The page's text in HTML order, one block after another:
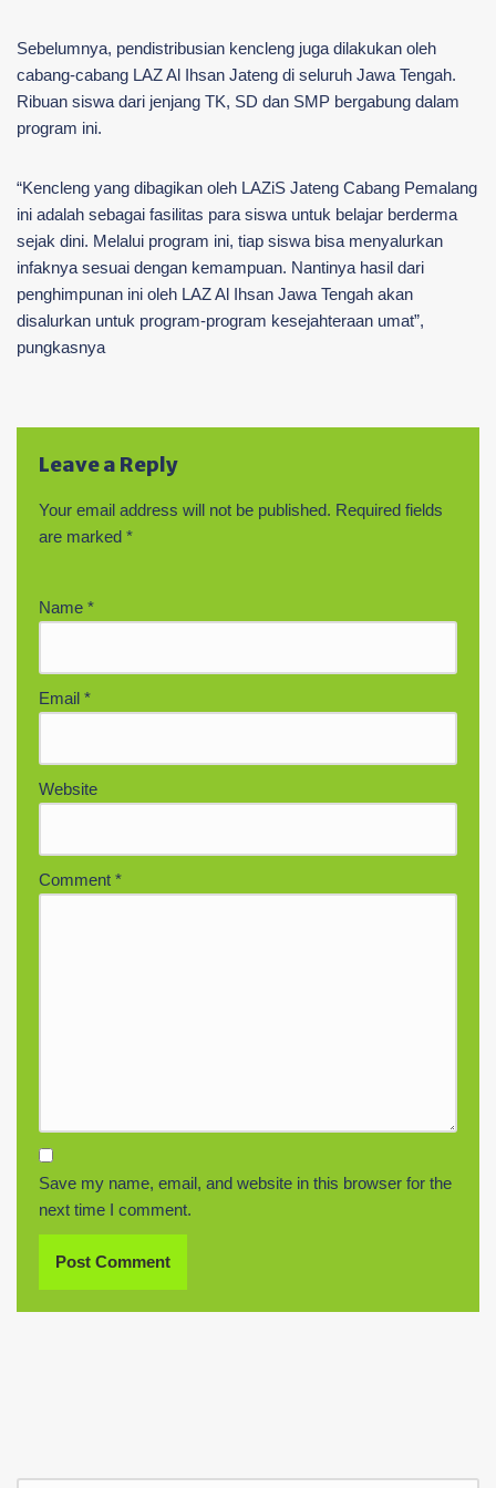
Sebelumnya, pendistribusian kencleng juga dilakukan oleh
cabang-cabang LAZ Al Ihsan Jateng di seluruh Jawa Tengah.
Ribuan siswa dari jenjang TK, SD dan SMP bergabung dalam
program ini.
“Kencleng yang dibagikan oleh LAZiS Jateng Cabang Pemalang
ini adalah sebagai fasilitas para siswa untuk belajar berderma
sejak dini. Melalui program ini, tiap siswa bisa menyalurkan
infaknya sesuai dengan kemampuan. Nantinya hasil dari
penghimpunan ini oleh LAZ Al Ihsan Jawa Tengah akan
disalurkan untuk program-program kesejahteraan umat”,
pungkasnya
Leave a Reply
Your email address will not be published. Required fields
are marked *
Name *
Email *
Website
Comment *
Save my name, email, and website in this browser for the
next time I comment.